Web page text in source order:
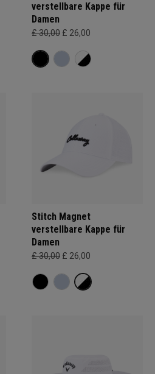
verstellbare Kappe für
Damen
£ 30,00 £ 26,00
Stitch Magnet
verstellbare Kappe für
Damen
£ 30,00 £ 26,00